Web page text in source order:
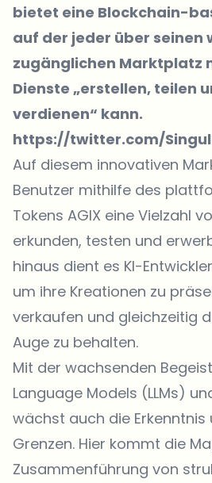
bietet eine Blockchain-
auf der jeder über seinen
zugänglichen Marktplatz
Dienste „erstellen, teilen
verdienen“ kann.
https://twitter.com/
Auf diesem innovativen
Benutzer mithilfe des
Tokens AGIX eine Vielzahl
erkunden, testen und
hinaus dient es KI-
um ihre Kreationen zu
verkaufen und gleichzeitig
Auge zu behalten.
Mit der wachsenden
Language Models (LLMs)
wächst auch die Erkenntnis
Grenzen. Hier kommt die
Zusammenführung von